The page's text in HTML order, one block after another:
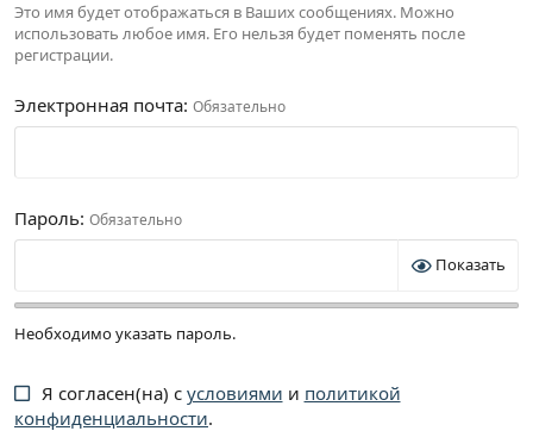
Это имя будет отображаться в Ваших сообщениях. Можно
использовать любое имя. Его нельзя будет поменять после
регистрации.
Электронная почта Обязательно
Пароль Обязательно
Показать
Необходимо указать пароль.
Я согласен(на) с условиями и политикой
конфиденциальности.